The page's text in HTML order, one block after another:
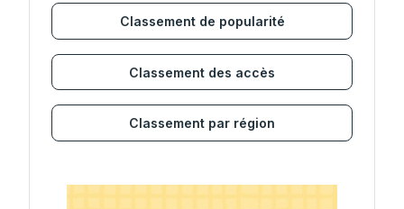
Classement de popularité
Classement des accès
Classement par région